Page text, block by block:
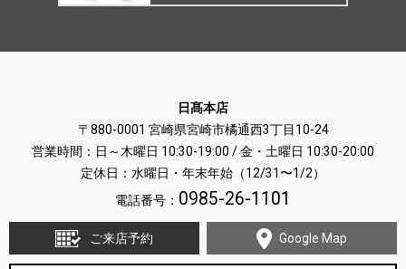
日髙本店
〒880-0001 宮崎県宮崎市橘通西3丁目10-24
営業時間：日～木曜日 10:30-19:00 / 金・土曜日 10:30-20:00
定休日：水曜日・年末年始（12/31〜1/2）
電話番号： 0985-26-1101
ご来店予約 Google Map